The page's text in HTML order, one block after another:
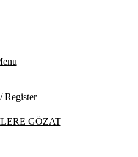
Register
GÖZAT